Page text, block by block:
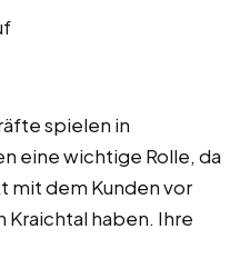
spielen in
eine wichtige Rolle, da
mit dem Kunden vor
Kraichtal haben. Ihre